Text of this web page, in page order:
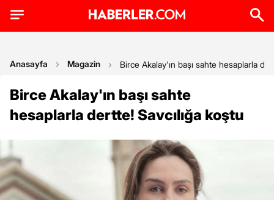
Anasayfa Magazin Birce Akalay'ın başı sahte hesaplarla
Birce Akalay'ın başı sahte
hesaplarla dertte! Savcılığa koştu